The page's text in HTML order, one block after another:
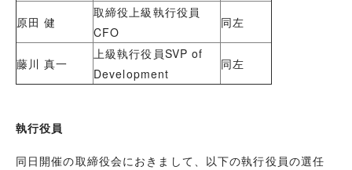
原田 健
取締役上級執行役員
CFO
同左
藤川 真一
上級執行役員SVP of
Development
同左
執行役員
同日開催の取締役会におきまして、以下の執行役員の選任